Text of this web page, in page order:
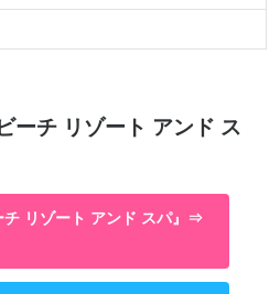
ーチ リゾート アンド ス
チ リゾート アンド スパ』⇒